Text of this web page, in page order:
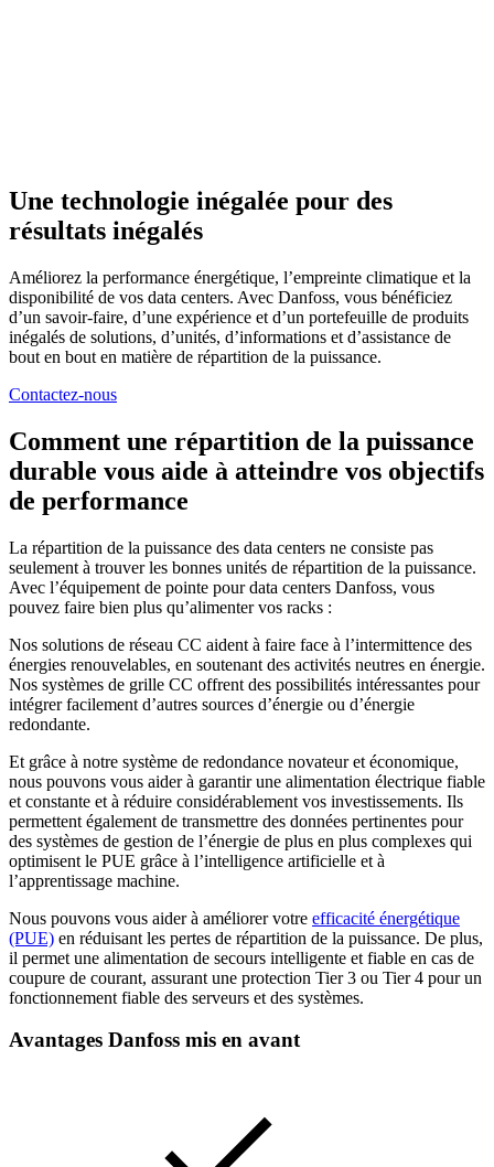
Une technologie inégalée pour des
résultats inégalés
Améliorez la performance énergétique, l’empreinte climatique et la
disponibilité de vos data centers. Avec Danfoss, vous bénéficiez
d’un savoir-faire, d’une expérience et d’un portefeuille de produits
inégalés de solutions, d’unités, d’informations et d’assistance de
bout en bout en matière de répartition de la puissance.
Contactez-nous
Comment une répartition de la puissance
durable vous aide à atteindre vos objectifs
de performance
La répartition de la puissance des data centers ne consiste pas
seulement à trouver les bonnes unités de répartition de la puissance.
Avec l’équipement de pointe pour data centers Danfoss, vous
pouvez faire bien plus qu’alimenter vos racks :
Nos solutions de réseau CC aident à faire face à l’intermittence des
énergies renouvelables, en soutenant des activités neutres en énergie.
Nos systèmes de grille CC offrent des possibilités intéressantes pour
intégrer facilement d’autres sources d’énergie ou d’énergie
redondante.
Et grâce à notre système de redondance novateur et économique,
nous pouvons vous aider à garantir une alimentation électrique fiable
et constante et à réduire considérablement vos investissements. Ils
permettent également de transmettre des données pertinentes pour
des systèmes de gestion de l’énergie de plus en plus complexes qui
optimisent le PUE grâce à l’intelligence artificielle et à
l’apprentissage machine.
Nous pouvons vous aider à améliorer votre efficacité énergétique
(PUE) en réduisant les pertes de répartition de la puissance. De plus,
il permet une alimentation de secours intelligente et fiable en cas de
coupure de courant, assurant une protection Tier 3 ou Tier 4 pour un
fonctionnement fiable des serveurs et des systèmes.
Avantages Danfoss mis en avant